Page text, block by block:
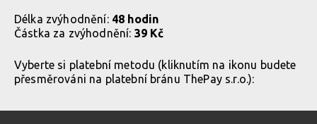
Délka zvýhodnění: 48 hodin
Částka za zvýhodnění: 39 Kč
Vyberte si platební metodu (kliknutím na ikonu budete
přesměrováni na platební bránu ThePay s.r.o.):